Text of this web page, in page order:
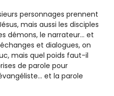
personnages prennent
mais aussi les disciples
démons, le narrateur… et
et dialogues, on
mais quel poids faut-il
de parole pour
et la parole